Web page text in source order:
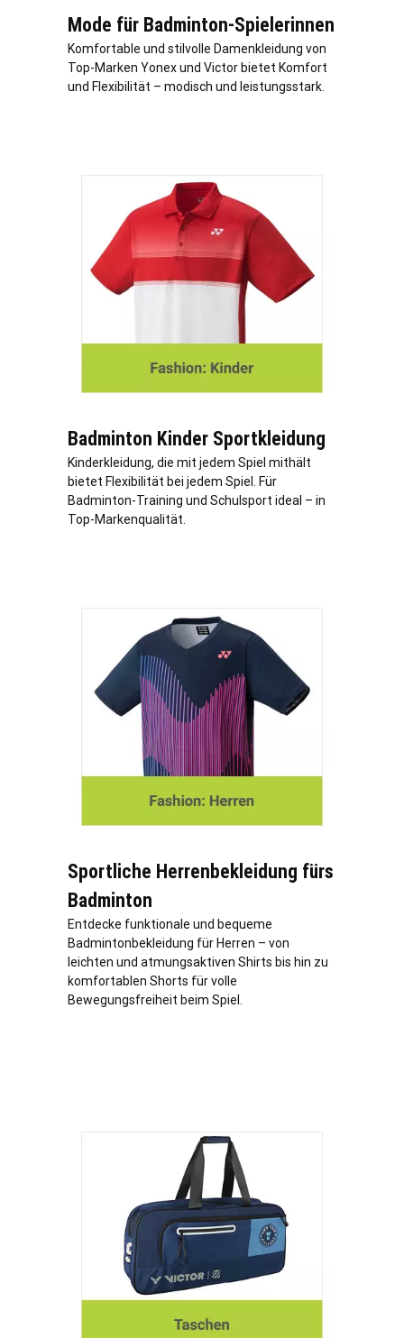
Mode für Badminton-Spielerinnen
Komfortable und stilvolle Damenkleidung von
Top-Marken Yonex und Victor bietet Komfort
und Flexibilität – modisch und leistungsstark.
Badminton Kinder Sportkleidung
Kinderkleidung, die mit jedem Spiel mithält
bietet Flexibilität bei jedem Spiel. Für
Badminton-Training und Schulsport ideal – in
Top-Markenqualität.
Sportliche Herrenbekleidung fürs
Badminton
Entdecke funktionale und bequeme
Badmintonbekleidung für Herren – von
leichten und atmungsaktiven Shirts bis hin zu
komfortablen Shorts für volle
Bewegungsfreiheit beim Spiel.